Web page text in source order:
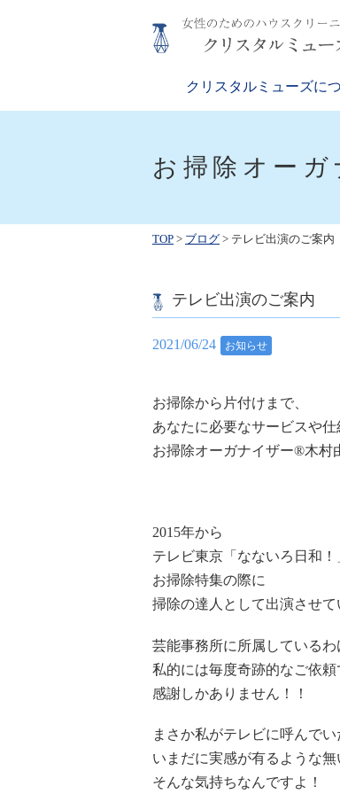
クリスタルミューズに
お掃除オー
TOP > ブログ > テレビ出演のご案内
テレビ出演のご案内
2021/06/24 お知らせ
お掃除から片付けまで、
あなたに必要なサービスや仕
お掃除オーガナイザー®木村
2015年から
テレビ東京「なないろ日和！
お掃除特集の際に
掃除の達人として出演させて
芸能事務所に所属している
私的には毎度奇跡的なご依頼
感謝しかありません！！
まさか私がテレビに呼んでい
いまだに実感が有るような無
そんな気持ちなんですよ！